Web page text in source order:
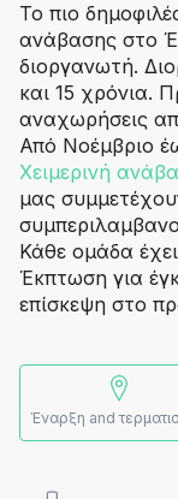
Το πιο
ανάβασης στο
διοργανωτή.
και 15 χρόνια.
αναχωρήσεις
Από Νοέμβριο
Χειμερινή
μας
Κάθε ομάδα
Έκπτωση για
επίσκεψη στο
Έναρξη and